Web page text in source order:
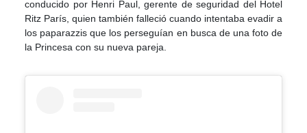
conducido por Henri Paul, gerente de seguridad del Hotel
Ritz París, quien también falleció cuando intentaba evadir a
los paparazzis que los perseguían en busca de una foto de
la Princesa con su nueva pareja.